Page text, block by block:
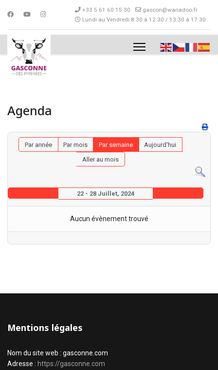
+33 5 61 60 15 30
gascon@wanadoo.fr
Lundi au Vendredi 8:30 à 12:30 / 13:30 à 17:30
Agenda
Par année Par mois Par semaine
Aujourd'hui
Aller au mois
22 - 28 Juillet, 2024
Aucun évènement trouvé
Mentions légales
Nom du site web : gasconne.com
Adresse : https://gasconne.com